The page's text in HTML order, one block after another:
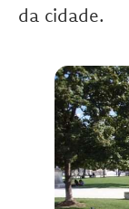
da cidade.